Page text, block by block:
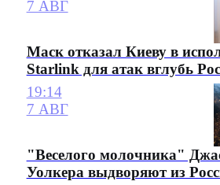
7 АВГ
Маск отказал Киеву в
Starlink для атак вглубь
19:14
7 АВГ
"Веселого молочника"
Уолкера выдворяют из